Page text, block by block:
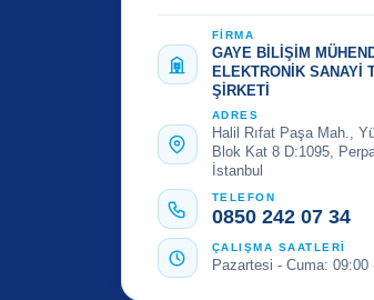
FİRMA
GAYE BİLİŞİM
ELEKTRONİK SANAYİ
ŞİRKETİ
ADRES
Halil Rıfat Paşa Mah.,
Blok Kat 8 D:1095,
İstanbul
TELEFON
0850 242 07 34
ÇALIŞMA SAATLERİ
Pazartesi - Cuma: 09:00